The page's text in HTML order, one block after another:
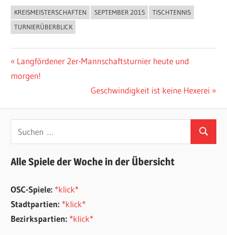
ALLGEMEIN
KREISMEISTERSCHAFTEN SEPTEMBER 2015
TISCHTENNIS
TURNIERÜBERBLICK
Beitragsnavigation
Vorheriger
Beitrag:
Langfördener 2er-Mannschaftsturnier heute und
morgen!
Nächster
Geschwindigkeit ist keine Hexerei
Suchen
Alle Spiele der Woche in der Übersicht
OSC-Spiele: *klick*
Stadtpartien: *klick*
Bezirkspartien: *klick*